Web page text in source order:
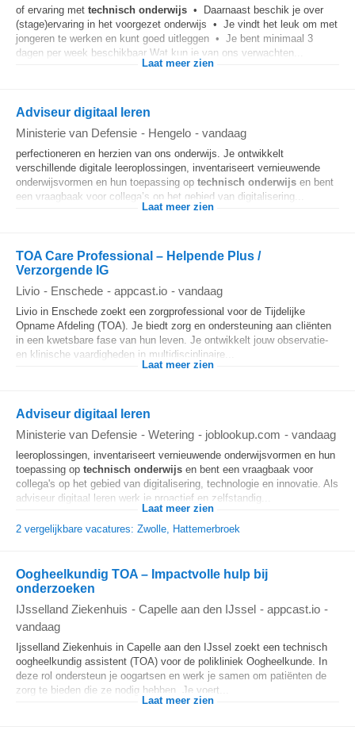
of ervaring met technisch onderwijs • Daarnaast beschik je over
(stage)ervaring in het voorgezet onderwijs • Je vindt het leuk om met
jongeren te werken en kunt goed uitleggen • Je bent minimaal 3
dagen per week beschikbaar Wat kun je van ons verwachten...
Laat meer zien
Adviseur digitaal leren
Ministerie van Defensie - Hengelo - vandaag
perfectioneren en herzien van ons onderwijs. Je ontwikkelt
verschillende digitale leeroplossingen, inventariseert vernieuwende
onderwijsvormen en hun toepassing op technisch onderwijs en bent
een vraagbaak voor collega’s op het gebied van digitalisering...
Laat meer zien
TOA Care Professional – Helpende Plus /
Verzorgende IG
Livio - Enschede - appcast.io - vandaag
Livio in Enschede zoekt een zorgprofessional voor de Tijdelijke
Opname Afdeling (TOA). Je biedt zorg en ondersteuning aan cliënten
in een kwetsbare fase van hun leven. Je ontwikkelt jouw observatie-
en klinische vaardigheden in multidisciplinaire...
Laat meer zien
Adviseur digitaal leren
Ministerie van Defensie - Wetering - joblookup.com - vandaag
leeroplossingen, inventariseert vernieuwende onderwijsvormen en hun
toepassing op technisch onderwijs en bent een vraagbaak voor
collega's op het gebied van digitalisering, technologie en innovatie. Als
adviseur digitaal leren werk je proactief en zelfstandig...
Laat meer zien
2 vergelijkbare vacatures: Zwolle, Hattemerbroek
Oogheelkundig TOA – Impactvolle hulp bij
onderzoeken
IJsselland Ziekenhuis - Capelle aan den IJssel - appcast.io -
vandaag
Ijsselland Ziekenhuis in Capelle aan den IJssel zoekt een technisch
oogheelkundig assistent (TOA) voor de polikliniek Oogheelkunde. In
deze rol ondersteun je oogartsen en werk je samen om patiënten de
zorg te bieden die ze nodig hebben. Je voert...
Laat meer zien